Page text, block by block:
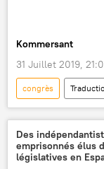
Kommersant
31 Juillet 2019,
congrès
Lu dans la presse
Arabie Saoudite
armes nucléaires
Des
emprisonnés élus
législatives en